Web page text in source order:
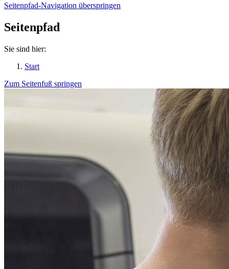
Seitenpfad-Navigation überspringen
Seitenpfad
Sie sind hier:
Start
Zum Seitenfuß springen